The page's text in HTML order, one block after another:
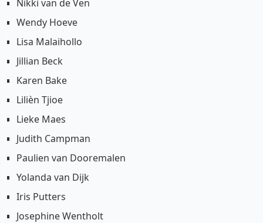
Nikki van de Ven
Wendy Hoeve
Lisa Malaihollo
Jillian Beck
Karen Bake
Lilièn Tjioe
Lieke Maes
Judith Campman
Paulien van Dooremalen
Yolanda van Dijk
Iris Putters
Josephine Wentholt